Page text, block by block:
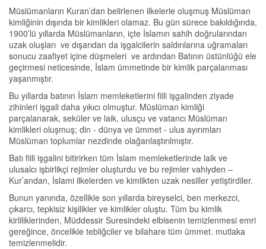
Müslümanların Kuran’dan belirlenen ilkelerle oluşmuş Müslüman
kimliğinin dışında bir kimlikleri olamaz. Bu gün sürece bakıldığında,
1900’lü yıllarda Müslümanların, içte İslamın sahih doğrularından
uzak oluşları ve dışarıdan da işgalcilerin saldırılarına uğramaları
sonucu zaafiyet içine düşmeleri ve ardından Batının üstünlüğü ele
geçirmesi neticesinde, İslam ümmetinde bir kimlik parçalanması
yaşanmıştır.
Bu yıllarda batının İslam memleketlerini fiili işgalinden ziyade
zihinleri işgali daha yıkıcı olmuştur. Müslüman kimliği
parçalanarak, seküler ve laik, ulusçu ve vatancı Müslüman
kimlikleri oluşmuş; din - dünya ve ümmet - ulus ayırımları
Müslüman toplumlar nezdinde olağanlaştırılmıştır.
Batı fiili işgalini bitirirken tüm İslam memleketlerinde laik ve
ulusalcı işbirlikçi rejimler oluşturdu ve bu rejimler vahiyden –
Kur’andan, İslami ilkelerden ve kimlikten uzak nesiller yetiştirdiler.
Bunun yanında, özellikle son yıllarda bireyselci, ben merkezci,
çıkarcı, tepkisiz kişilikler ve kimlikler oluştu. Tüm bu kimlik
kirliliklerinden, Müddessir Suresindeki elbisenin temizlenmesi emri
gereğince, öncelikle tebliğciler ve bilahare tüm ümmet. mutlaka
temizlenmelidir.